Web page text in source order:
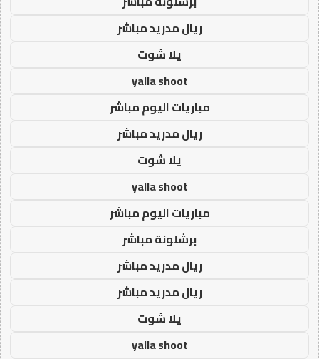
ريال مدريد مباشر
يلا شوت
yalla shoot
مباريات اليوم مباشر
ريال مدريد مباشر
يلا شوت
yalla shoot
مباريات اليوم مباشر
برشلونة مباشر
ريال مدريد مباشر
ريال مدريد مباشر
يلا شوت
yalla shoot